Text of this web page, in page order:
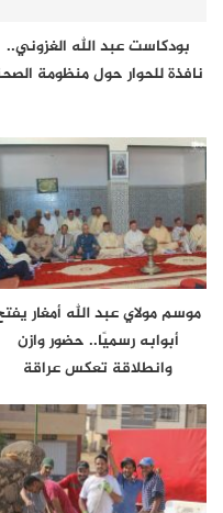
بودكاست عبد الله الغزوني..
نافذة للحوار حول منظومة
موسم مولاي عبد الله أمغار
أبوابه رسميًا.. حضور وازن
وانطلاقة تعكس عراقة